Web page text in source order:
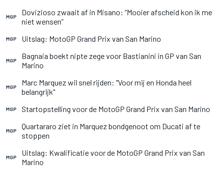
MGP
Dovizioso zwaait af in Misano: “Mooier afscheid kon ik me
niet wensen”
MGP Uitslag: MotoGP Grand Prix van San Marino
MGP
Bagnaia boekt nipte zege voor Bastianini in GP van San
Marino
MGP
Marc Marquez wil snel rijden: "Voor mij en Honda heel
belangrijk"
MGP Startopstelling voor de MotoGP Grand Prix van San Marino
MGP
Quartararo ziet in Marquez bondgenoot om Ducati af te
stoppen
MGP
Uitslag: Kwalificatie voor de MotoGP Grand Prix van San
Marino